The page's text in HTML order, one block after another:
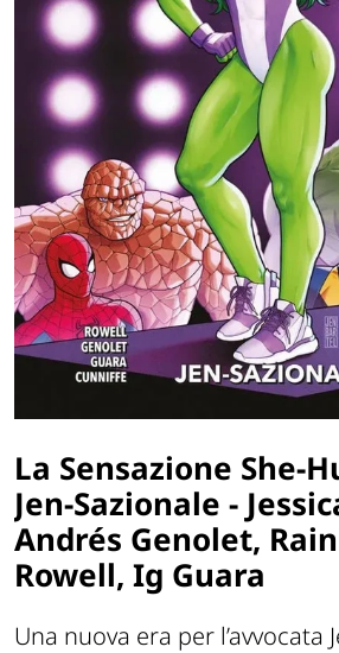
La Sensazione She-
Jen-Sazionale -
Andrés Genolet,
Rowell, Ig Guara
Una nuova era per l’avvocata